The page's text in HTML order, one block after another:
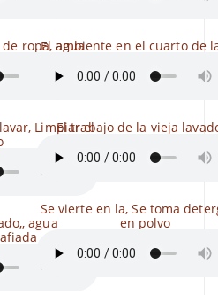
ropa, agua
Limpiar el
agua
El ambiente en el cuarto de
El trabajo de la vieja
Se vierte en la, Se toma
en polvo